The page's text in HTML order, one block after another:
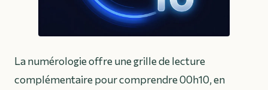
La numérologie offre une grille de lecture
complémentaire pour comprendre 00h10, en